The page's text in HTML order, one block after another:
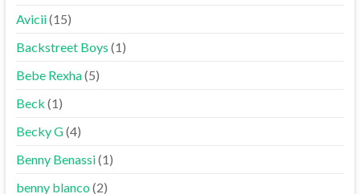
Avicii(15)
Backstreet Boys (1)
Bebe Rexha(5)
Beck (1)
Becky G(4)
Benny Benassi(1)
benny blanco(2)